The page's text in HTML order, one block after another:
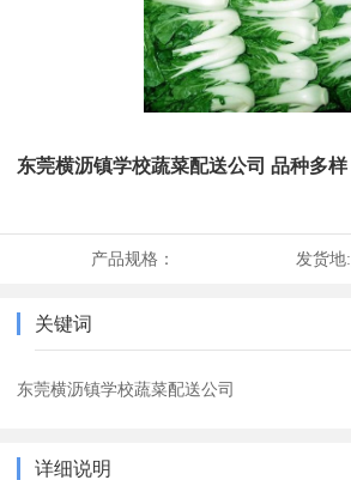
东莞横沥镇学校蔬菜配送公司 品种多样
产品规格： 发货地:
关键词
东莞横沥镇学校蔬菜配送公司
详细说明